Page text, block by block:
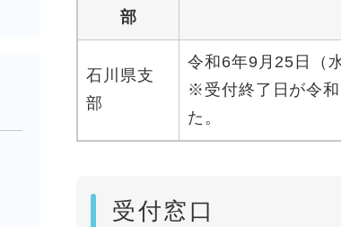
部
石川県支
部
令和6年9月25日（
※受付終了日が令
た。
受付窓口